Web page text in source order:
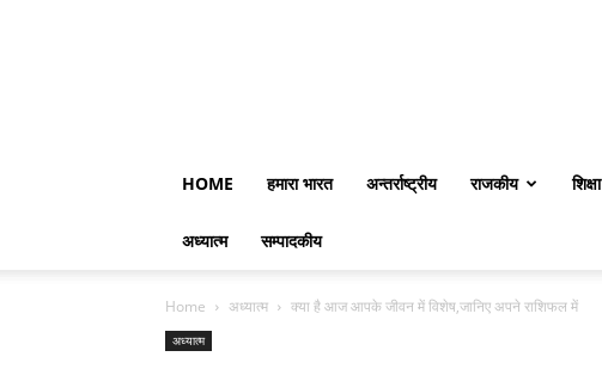
HOME हमारा भारत अन्तर्राष्ट्रीय राजकीय शिक्षा
अध्यात्म सम्पादकीय
Home अध्यात्म क्या है आज आपके जीवन में विशेष,जानिए अपने राशिफल में
अध्यात्म